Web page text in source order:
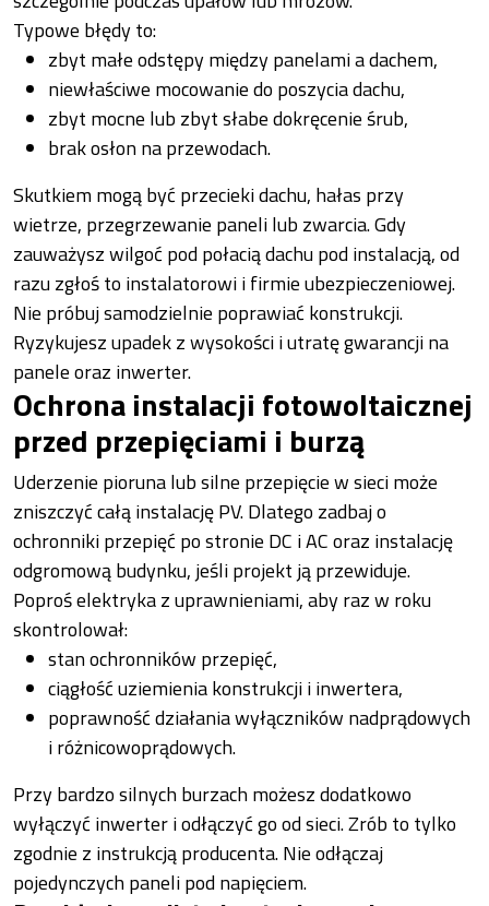
Typowe błędy to:
zbyt małe odstępy między panelami a dachem,
niewłaściwe mocowanie do poszycia dachu,
zbyt mocne lub zbyt słabe dokręcenie śrub,
brak osłon na przewodach.
Skutkiem mogą być przecieki dachu, hałas przy
wietrze, przegrzewanie paneli lub zwarcia. Gdy
zauważysz wilgoć pod połacią dachu pod instalacją, od
razu zgłoś to instalatorowi i firmie ubezpieczeniowej.
Nie próbuj samodzielnie poprawiać konstrukcji.
Ryzykujesz upadek z wysokości i utratę gwarancji na
panele oraz inwerter.
Ochrona instalacji fotowoltaicznej
przed przepięciami i burzą
Uderzenie pioruna lub silne przepięcie w sieci może
zniszczyć całą instalację PV. Dlatego zadbaj o
ochronniki przepięć po stronie DC i AC oraz instalację
odgromową budynku, jeśli projekt ją przewiduje.
Poproś elektryka z uprawnieniami, aby raz w roku
skontrolował:
stan ochronników przepięć,
ciągłość uziemienia konstrukcji i inwertera,
poprawność działania wyłączników nadprądowych
i różnicowoprądowych.
Przy bardzo silnych burzach możesz dodatkowo
wyłączyć inwerter i odłączyć go od sieci. Zrób to tylko
zgodnie z instrukcją producenta. Nie odłączaj
pojedynczych paneli pod napięciem.